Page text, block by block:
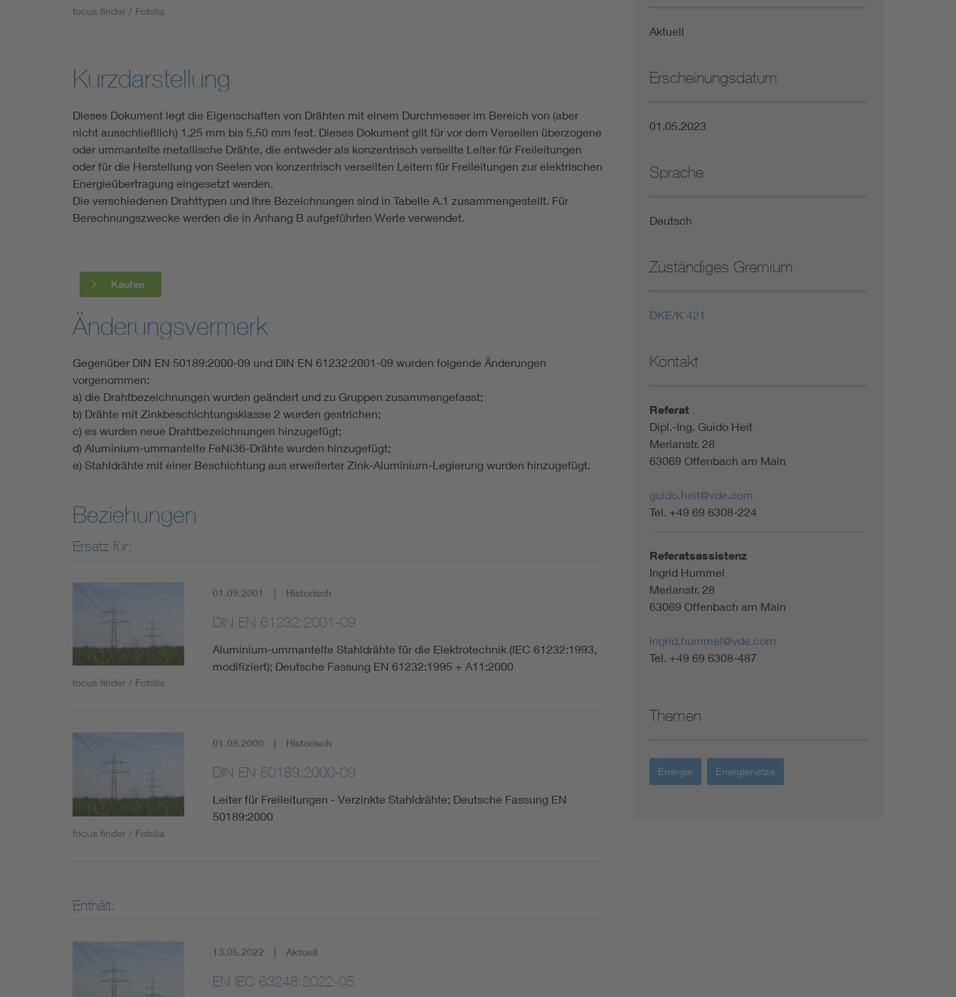
Industry
Smart Cities
focus finder / Fotolia
Kurzdarstellung
Dieses Dokument legt die Eigenschaften von Drähten mit einem Durchmesser im Bereich von (aber
nicht ausschließlich) 1,25 mm bis 5,50 mm fest. Dieses Dokument gilt für vor dem Verseilen überzogene
oder ummantelte metallische Drähte, die entweder als konzentrisch verseilte Leiter für Freileitungen
oder für die Herstellung von Seelen von konzentrisch verseilten Leitern für Freileitungen zur elektrischen
Energieübertragung eingesetzt werden.
Die verschiedenen Drahttypen und ihre Bezeichnungen sind in Tabelle A.1 zusammengestellt. Für
Berechnungszwecke werden die in Anhang B aufgeführten Werte verwendet.
Kaufen
Änderungsvermerk
Gegenüber DIN EN 50189:2000-09 und DIN EN 61232:2001-09 wurden folgende Änderungen
vorgenommen:
a) die Drahtbezeichnungen wurden geändert und zu Gruppen zusammengefasst;
b) Drähte mit Zinkbeschichtungsklasse 2 wurden gestrichen;
c) es wurden neue Drahtbezeichnungen hinzugefügt;
d) Aluminium-ummantelte FeNi36-Drähte wurden hinzugefügt;
e) Stahldrähte mit einer Beschichtung aus erweiterter Zink-Aluminium-Legierung wurden hinzugefügt.
Beziehungen
Ersatz für:
focus finder / Fotolia
01.09.2001 Historisch
DIN EN 61232:2001-09
Aluminium-ummantelte Stahldrähte für die Elektrotechnik (IEC 61232:1993,
modifiziert); Deutsche Fassung EN 61232:1995 + A11:2000
focus finder / Fotolia
01.09.2000 Historisch
DIN EN 50189:2000-09
Leiter für Freileitungen - Verzinkte Stahldrähte; Deutsche Fassung EN
50189:2000
Enthält:
13.05.2022 Aktuell
EN IEC 63248:2022-05
Aktuell
Erscheinungsdatum
01.05.2023
Sprache
Deutsch
Zuständiges Gremium
DKE/K 421
Kontakt
Referat
Dipl.-Ing. Guido Heit
Merianstr. 28
63069 Offenbach am Main
guido.heit@vde.com
Tel. +49 69 6308-224
Referatsassistenz
Ingrid Hummel
Merianstr. 28
63069 Offenbach am Main
ingrid.hummel@vde.com
Tel. +49 69 6308-487
Themen
Energie Energienetze